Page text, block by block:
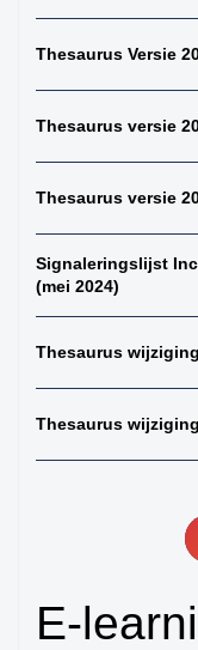
Thesaurus Versie
Thesaurus versie
Thesaurus versie
Signaleringslijst
(mei 2024)
Thesaurus
Thesaurus
E-